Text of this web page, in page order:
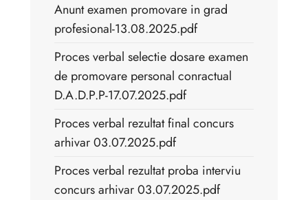
Anunt examen promovare in grad
profesional-13.08.2025.pdf
Proces verbal selectie dosare examen
de promovare personal conractual
D.A.D.P.P-17.07.2025.pdf
Proces verbal rezultat final concurs
arhivar 03.07.2025.pdf
Proces verbal rezultat proba interviu
concurs arhivar 03.07.2025.pdf